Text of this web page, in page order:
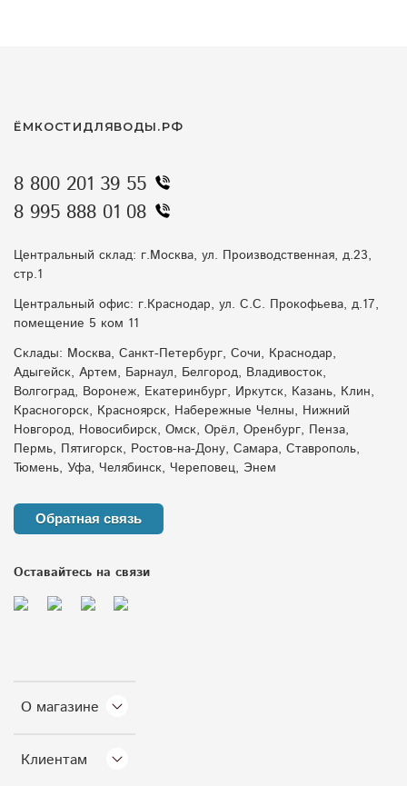
О магазине
Клиентам
ЁМКОСТИДЛЯВОДЫ.РФ
8 800 201 39 55
8 995 888 01 08
Центральный склад: г.Москва, ул. Производственная, д.23,
стр.1
Центральный офис: г.Краснодар, ул. С.С. Прокофьева, д.17,
помещение 5 ком 11
Склады: Москва, Санкт-Петербург, Сочи, Краснодар,
Адыгейск, Артем, Барнаул, Белгород, Владивосток,
Волгоград, Воронеж, Екатеринбург, Иркутск, Казань, Клин,
Красногорск, Красноярск, Набережные Челны, Нижний
Новгород, Новосибирск, Омск, Орёл, Оренбург, Пенза,
Пермь, Пятигорск, Ростов-на-Дону, Самара, Ставрополь,
Тюмень, Уфа, Челябинск, Череповец, Энем
Обратная связь
Оставайтесь на связи